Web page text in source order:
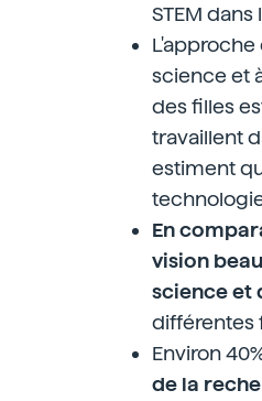
STEM dans
science et
des filles
travaillent
estiment
En
vision
science et
différentes
Environ
de la